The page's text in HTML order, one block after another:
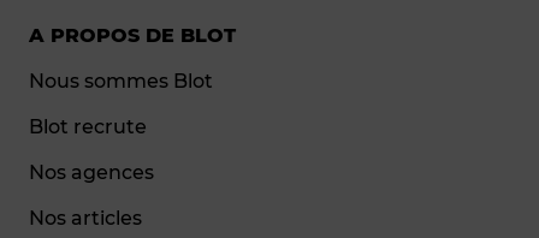
A PROPOS DE BLOT
Nous sommes Blot
Blot recrute
Nos agences
Nos articles